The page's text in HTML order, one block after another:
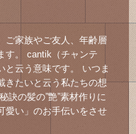
ご家族やご友人、年齢層
す。 cantik（チャンテ
と云う意味です。 いつま
きたいと云う私たちの想
訣の髪の”艶”素材作りに
愛い」のお手伝いをさせ